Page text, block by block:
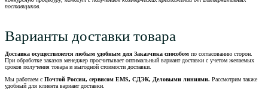
поставщиков.
Варианты доставки товара
Доставка осуществляется любым удобным для Заказчика способом по согласованию сторон.
При обработке заказов менеджер просчитывает оптимальный вариант доставки с учетом желаемых
сроков получения товара и выгодной стоимости доставки.
Мы работаем с Почтой России, сервисом EMS, СДЭК, Деловыми линиями. Рассмотрим также
удобный для клиента вариант доставки.